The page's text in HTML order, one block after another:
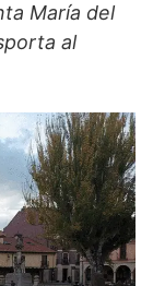
María del
al